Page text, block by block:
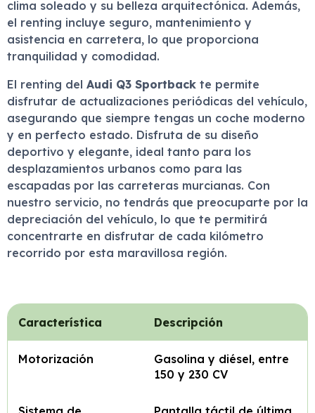
clima soleado y su belleza arquitectónica. Además,
el renting incluye seguro, mantenimiento y
asistencia en carretera, lo que proporciona
tranquilidad y comodidad.
El renting del Audi Q3 Sportback te permite
disfrutar de actualizaciones periódicas del vehículo,
asegurando que siempre tengas un coche moderno
y en perfecto estado. Disfruta de su diseño
deportivo y elegante, ideal tanto para los
desplazamientos urbanos como para las
escapadas por las carreteras murcianas. Con
nuestro servicio, no tendrás que preocuparte por la
depreciación del vehículo, lo que te permitirá
concentrarte en disfrutar de cada kilómetro
recorrido por esta maravillosa región.
Característica Descripción
Motorización
Gasolina y diésel, entre
150 y 230 CV